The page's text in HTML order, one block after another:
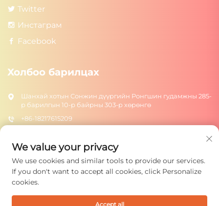
Twitter
Инстаграм
Facebook
Холбоо барилцах
Шанхай хотын Сонжин дүүргийн Ронгшин гудамжны 285-
р барилгын 10-р байрны 303-р хөрөнгө
+86-18217615209
Илгээх
We value your privacy
We use cookies and similar tools to provide our services.
If you don't want to accept all cookies, click Personalize
cookies.
Accept all